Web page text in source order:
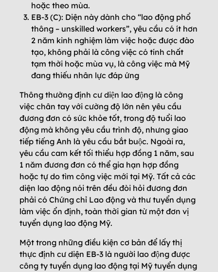
hoặc theo mùa.
EB-3 (C): Diện này dành cho “lao động phổ
thông – unskilled workers”, yêu cầu có ít hơn
2 năm kinh nghiệm làm việc hoặc được đào
tạo, không phải là công việc có tính chất
tạm thời hoặc mùa vụ, là công việc mà Mỹ
đang thiếu nhân lực đáp ứng
Thông thường định cư diện lao động là công
việc chân tay với cường độ lớn nên yêu cầu
đương đơn có sức khỏe tốt, trong độ tuổi lao
động mà không yêu cầu trình độ, nhưng giao
tiếp tiếng Anh là yêu cầu bắt buộc. Ngoài ra,
yêu cầu cam kết tối thiểu hợp đồng 1 năm, sau
1 năm đương đơn có thể gia hạn hợp đồng
hoặc tự do tìm công việc mới tại Mỹ. Tất cả các
diện lao động nói trên đều đòi hỏi đương đơn
phải có Chứng chỉ Lao động và thư tuyển dụng
làm việc ổn định, toàn thời gian từ một đơn vị
tuyển dụng lao động Mỹ.
Một trong những điều kiện cơ bản để lấy thị
thực định cư diện EB-3 là người lao động được
công ty tuyển dụng lao động tại Mỹ tuyển dụng